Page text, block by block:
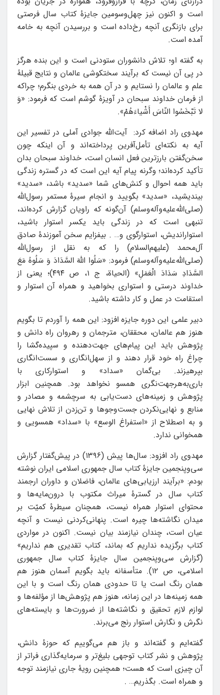
است و اکنون نیز چهل‌وسومین جایزۀ کتاب سال فرصتی
برای بازنگری آنچه رخ‌داده است و بررسیدن آنچه به خامه
آمده است.
به گفته او؛ تلاش دانشوران ستودنی است و این بنده هرگز
در پی آن نیست که برآیند سختکوشی عالمان و نتایج قبیلۀ
علم و عالمان را نستایم و در آن همه به خردی بنگرم؛ چراکه
از فرمان خداوند سبحان در آویزۀ گوشم است که فرمود: «وَ
لا تَبْخَسُوا النّاسَ أَشْیاءَهُمْ».
مهدوی راد اضافه کرد: آیت‌الله جوادی آملی در تفسیر این
آیه به نکته‌ای تأمل‌آفرین پرداخته‌اند و آن اینکه چون
سخن‌گفتن بارزترین فعل انسان است، خداوند سبحان بدان
تأکید کرده‌اند؛ وگرنه پیام آیه این است که در گستره زندگی
باید همه احوال و کنش‌های شما «سدید» باشد، «سدید»
بیندیشید، «سدید» بگویید و انجام سیرۀ مستمر رسول‌الله
(صلی‌الله‌علیه‌وآله‌وسلم) آن‌گونه که راویان گزارش کرده‌اند،
تنبهی است که در زندگی باید یکسر استوار باشید،
استواراندیش، استوارگوی و… . بیفزایم سخن آموزندۀ صادق
آل‌محمد (علیهم‌السلام) را که به نقل از رسول‌الله
(صلی‌الله‌علیه‌وآله‌وسلم) فرمود: «سَلُوا اللَّهَ السَّدَادَ وَ سَلُوهُ مَعَ
السَّدَادِ سَدَادَ الْعَمَلِ‌» (الحیاة، ج ۱، ص ۴۹۴)؛ یعنی از
خداوند درستی و استواری بخواهید و همراه آن استوار و
استقامت در عمل و کار داشته باشید.
دبیر علمی این دوره جایزه افزود: این همه را آوردم تا بگویم
هنوز هم عالمان، محققان، مترجمان و رهروان راه دانش و
پژوهش باید این پیام‌های جهت‌دهنده و سپیده‌گشا را
چراغ راه خود قرار دهند و از سهل‌انگاری و سست‌انگاری
بپرهیزند. بی‌گمان «سداد» و استوارکاری با
باری‌به‌هرجهت‌نگری همسو نخواهد بود. همچنین ابزار
پژوهش و زمینه‌های دست‌یابی به سرچشمه و مصادر و
منابع و نهایی‌نکردن جست‌وجوها و تن‌زدن از تلاش نهایی
و به اصطلاح از «استفراغ الوسع» با «سداد» همسویی و
همخوانی ندارد.
مهدوی راد افزود: سال‌ها پیش (۱۳۹۶) در پیش‌گفتار گزارش
سی‌وپنجمین جایزۀ کتاب سال جمهوری اسلامی ایران نوشته
بودم: «برآیند ارزیابی‌های عالمان، فاضلان و داوران ارجمند
کتاب سال در گسترۀ میراث مکتوب با درون‌مایه‌ها و
محتوای استوار همراه نیست، همچنان سیطرۀ کمیّت بر
میدان نگاشته‌ها چیره است. پنهانی‌کردنی نیست و آنچه
عیان است، چندان نیازمند بیان نیست. اکنون در مواردی
کتاب برگزیده نداریم که بماند، کتاب تقدیری هم نداریم»
(گزارش سی‌وپنجمین سال جایزۀ کتاب سال جمهوری
اسلامی، ص ۱۲). متأسفانه باید بگویم آسمان هنوز هم
همان رنگ است یا تا حدودی همان رنگ است و با این
همه زمینه‌ها در این زمانه، هنوز هم پژوهش‌ها از مؤلفه‌ها و
لوازم لازم تحقیق و نگاشته‌ها از ضرورت‌ها و بایسته‌های
نگرش و نگارش استوار رنج می‌برند.
گفته‌ایم و گفته‌اند و باز هم می‌گوییم که حوزۀ دانش،
پژوهش و نشر کتاب توجهی بلیغ‌تر و سرمایه‌گذاری فراتر از
آن چیزی است که هست؛ همچنین رویۀ جاری نیازمند توجه
و همراه است. بگذریم… .